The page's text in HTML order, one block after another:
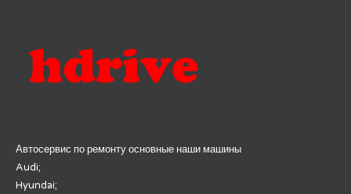
Автосервис по ремонту основные наши машины
Audi;
Hyundai;